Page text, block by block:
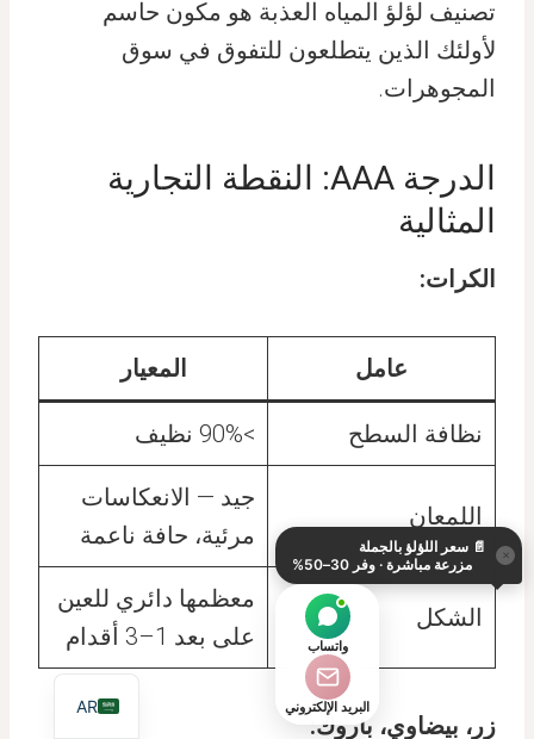
تصنيف لؤلؤ المياه العذبة هو مكون حاسم
لأولئك الذين يتطلعون للتفوق في سوق
المجوهرات.
الدرجة AAA: النقطة التجارية
المثالية
الكرات:
عامل المعيار
نظافة السطح >90% نظيف
اللمعان
جيد — الانعكاسات
مرئية، حافة ناعمة
الشكل
معظمها دائري للعين
على بعد 1–3 أقدام
زر، بيضاوي، باروك:
📄 سعر اللؤلؤ بالجملة
مزرعة مباشرة · وفر 30–50%
×
واتساب
البريد الإلكتروني AR
EN
JA
IT
ES
DE
KO